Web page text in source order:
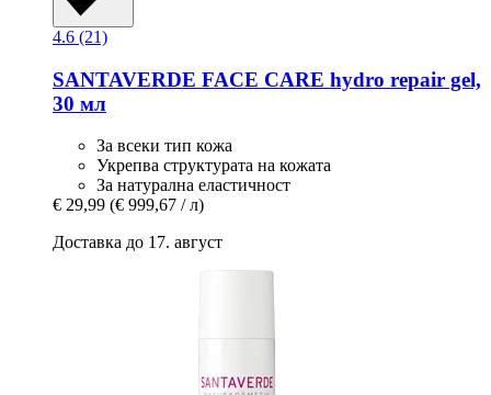
4.6 (21)
SANTAVERDE FACE CARE hydro repair gel,
30 мл
За всеки тип кожа
Укрепва структурата на кожата
За натурална еластичност
€ 29,99 (€ 999,67 / л)
Доставка до 17. август